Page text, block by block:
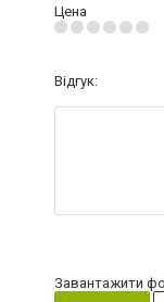
Цена
Відгук:
Завантажити